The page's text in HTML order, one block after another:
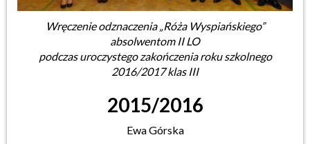
Wręczenie odznaczenia „Róża Wyspiańskiego”
absolwentom II LO
podczas uroczystego zakończenia roku szkolnego
2016/2017 klas III
2015/2016
Ewa Górska